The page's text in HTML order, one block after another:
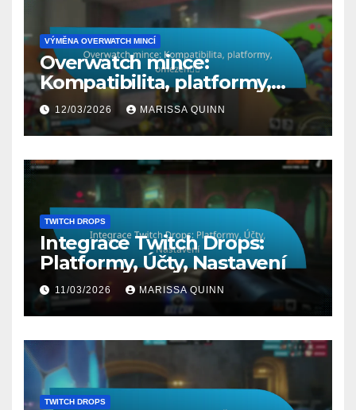
VÝMĚNA OVERWATCH MINCÍ
Overwatch mince:
Kompatibilita, platformy,
omezení
12/03/2026 MARISSA QUINN
TWITCH DROPS
Integrace Twitch Drops:
Platformy, Účty, Nastavení
11/03/2026 MARISSA QUINN
TWITCH DROPS